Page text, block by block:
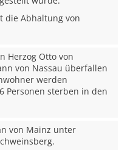
die Abhaltung von
Herzog Otto von
von Nassau überfallen
werden
Personen sterben in den
von Mainz unter